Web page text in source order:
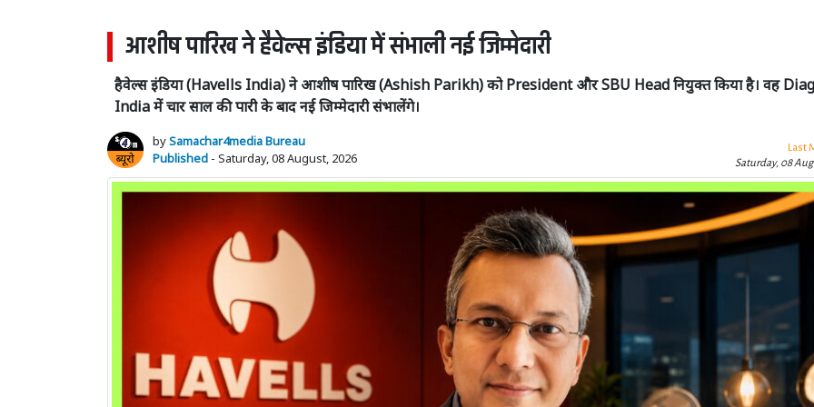
आशीष पारिख ने हैवेल्स इंडिया में संभाली नई जिम्मेदारी
हैवेल्स इंडिया (Havells India) ने आशीष पारिख (Ashish Parikh) को President और SBU Head नियुक्त किया है। वह
India में चार साल की पारी के बाद नई जिम्मेदारी संभालेंगे।
bySamachar4media Bureau
Published - Saturday, 08 August, 2026
Last
Saturday, 08